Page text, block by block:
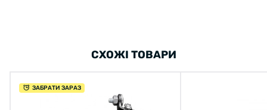
СХОЖІ ТОВАРИ
ЗАБРАТИ ЗАРАЗ